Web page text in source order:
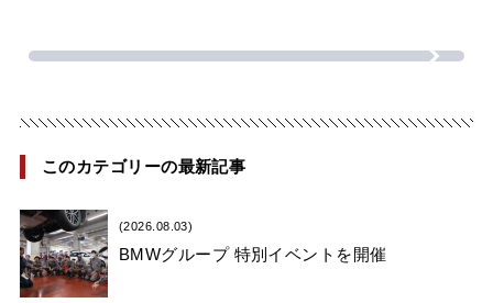
このカテゴリーの最新記事
(2026.08.03)
BMWグループ 特別イベントを開催